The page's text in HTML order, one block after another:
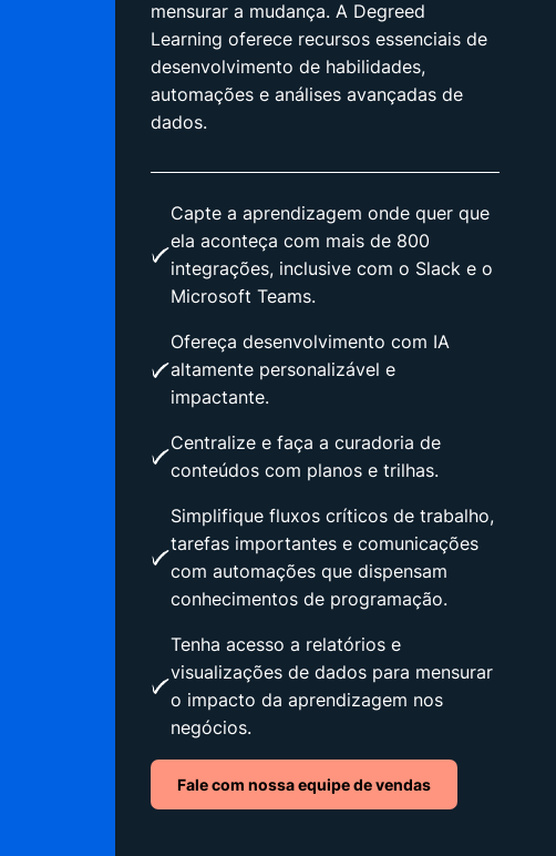
mensurar a mudança. A Degreed
Learning oferece recursos essenciais de
desenvolvimento de habilidades,
automações e análises avançadas de
dados.
Capte a aprendizagem onde quer que
ela aconteça com mais de 800
integrações, inclusive com o Slack e o
Microsoft Teams.
Ofereça desenvolvimento com IA
altamente personalizável e
impactante.
Centralize e faça a curadoria de
conteúdos com planos e trilhas.
Simplifique fluxos críticos de trabalho,
tarefas importantes e comunicações
com automações que dispensam
conhecimentos de programação.
Tenha acesso a relatórios e
visualizações de dados para mensurar
o impacto da aprendizagem nos
negócios.
Fale com nossa equipe de vendas